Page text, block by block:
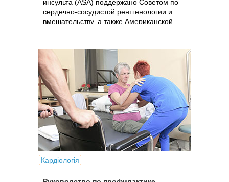
инсульта (ASA) поддержано Советом по
сердечно-сосудистой рентгенологии и
вмешательству, а также Американской
Кардіологія